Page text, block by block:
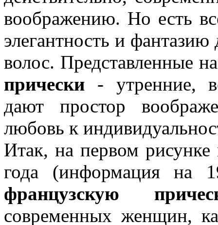
воображению. Но есть
элегантность и
волос. Представленные
прически - утренние,
дают простор
любовь к
Итак, на первом
года (информация на
французскую
современных женщин,